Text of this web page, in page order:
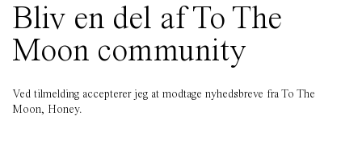
Bliv en del af To The
Moon community
Ved tilmelding accepterer jeg at modtage nyhedsbreve fra To The
Moon, Honey.